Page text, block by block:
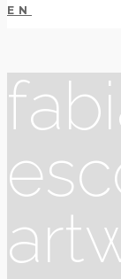
EN